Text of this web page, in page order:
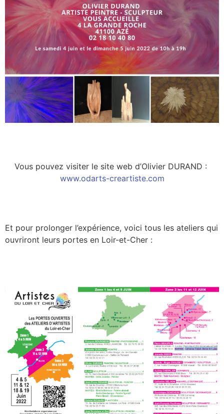
Vous pouvez visiter le site web d’Olivier DURAND :
www.odarts-creartiste.com
Et pour prolonger l’expérience, voici tous les ateliers qui
ouvriront leurs portes en Loir-et-Cher :